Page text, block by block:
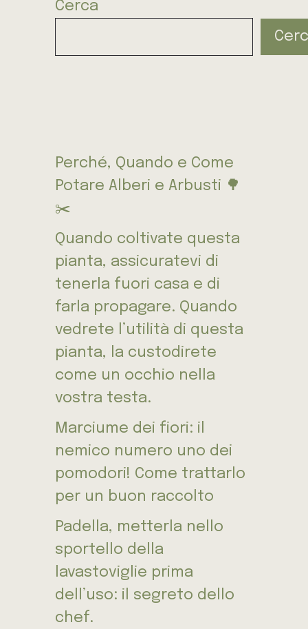
Cerca
Perché, Quando e Come
Potare Alberi e Arbusti 🌳
✂️
Quando coltivate questa
pianta, assicuratevi di
tenerla fuori casa e di
farla propagare. Quando
vedrete l’utilità di questa
pianta, la custodirete
come un occhio nella
vostra testa.
Marciume dei fiori: il
nemico numero uno dei
pomodori! Come trattarlo
per un buon raccolto
Padella, metterla nello
sportello della
lavastoviglie prima
dell’uso: il segreto dello
chef.